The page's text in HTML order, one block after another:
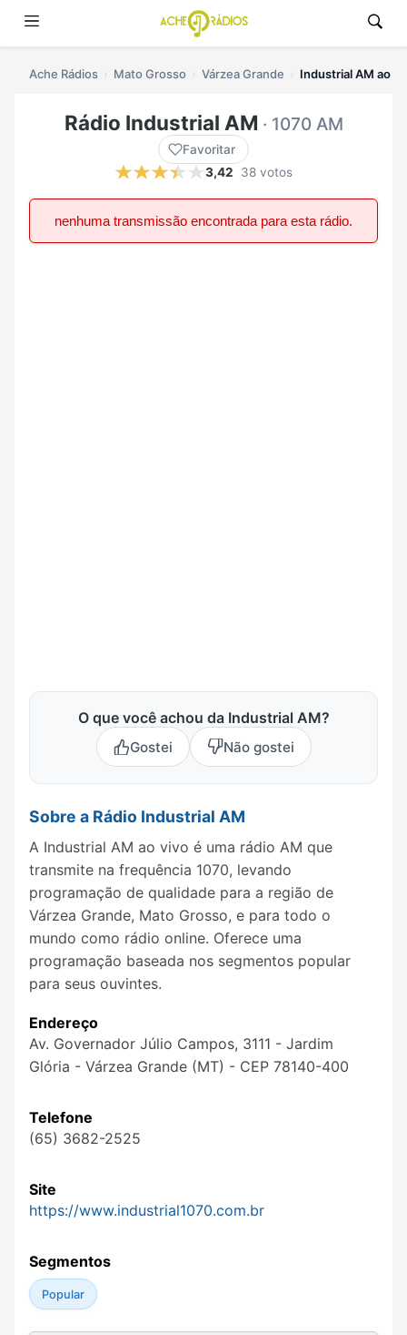
Ache Rádios Mato Grosso Várzea Grande Industrial AM ao
Rádio Industrial AM · 1070 AM
Favoritar
3,42
38 votos
nenhuma transmissão encontrada para esta rádio.
O que você achou da Industrial AM?
Gostei Não gostei
Sobre a Rádio Industrial AM
A Industrial AM ao vivo é uma rádio AM que
transmite na frequência 1070, levando
programação de qualidade para a região de
Várzea Grande, Mato Grosso, e para todo o
mundo como rádio online. Oferece uma
programação baseada nos segmentos popular
para seus ouvintes.
Endereço
Av. Governador Júlio Campos, 3111 - Jardim
Glória - Várzea Grande (MT) - CEP 78140-400
Telefone
(65) 3682-2525
Site
https://www.industrial1070.com.br
Segmentos
Popular